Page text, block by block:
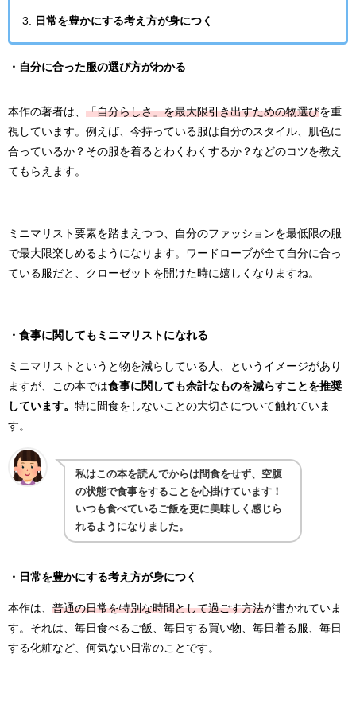
日常を豊かにする考え方が身につく
・自分に合った服の選び方がわかる
本作の著者は、 「自分らしさ」を最大限引き出すための物選びを重
視しています。例えば、今持っている服は自分のスタイル、肌色に
合っているか？その服を着るとわくわくするか？などのコツを教え
てもらえます。
ミニマリスト要素を踏まえつつ、自分のファッションを最低限の服
で最大限楽しめるようになります。ワードローブが全て自分に合っ
ている服だと、クローゼットを開けた時に嬉しくなりますね。
・食事に関してもミニマリストになれる
ミニマリストというと物を減らしている人、というイメージがあり
ますが、この本では食事に関しても余計なものを減らすことを推奨
しています。 特に間食をしないことの大切さについて触れていま
す。
私はこの本を読んでからは間食をせず、空腹
の状態で食事をすることを心掛けています！
いつも食べているご飯を更に美味しく感じら
れるようになりました。
・日常を豊かにする考え方が身につく
本作は、 普通の日常を特別な時間として過ごす方法が書かれていま
す。それは、毎日食べるご飯、毎日する買い物、毎日着る服、毎日
する化粧など、何気ない日常のことです。